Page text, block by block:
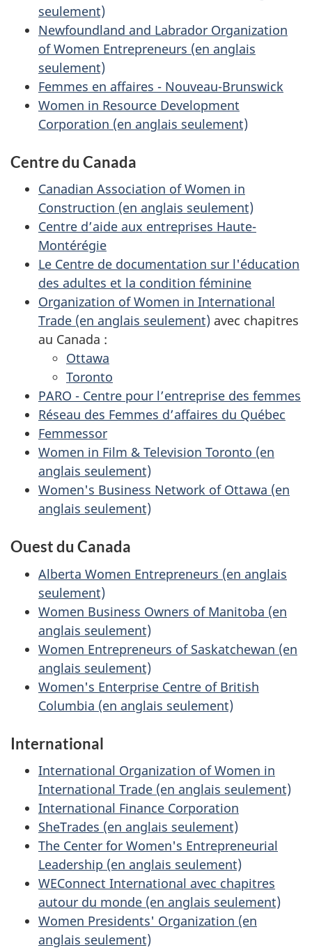
seulement)
Newfoundland and Labrador Organization
of Women Entrepreneurs (en anglais
seulement)
Femmes en affaires - Nouveau-Brunswick
Women in Resource Development
Corporation (en anglais seulement)
Centre du Canada
Canadian Association of Women in
Construction (en anglais seulement)
Centre d’aide aux entreprises Haute-
Montérégie
Le Centre de documentation sur l'éducation
des adultes et la condition féminine
Organization of Women in International
Trade (en anglais seulement) avec chapitres
au Canada :
Ottawa
Toronto
PARO - Centre pour l’entreprise des femmes
Réseau des Femmes d’affaires du Québec
Femmessor
Women in Film & Television Toronto (en
anglais seulement)
Women's Business Network of Ottawa (en
anglais seulement)
Ouest du Canada
Alberta Women Entrepreneurs (en anglais
seulement)
Women Business Owners of Manitoba (en
anglais seulement)
Women Entrepreneurs of Saskatchewan (en
anglais seulement)
Women's Enterprise Centre of British
Columbia (en anglais seulement)
International
International Organization of Women in
International Trade (en anglais seulement)
International Finance Corporation
SheTrades (en anglais seulement)
The Center for Women's Entrepreneurial
Leadership (en anglais seulement)
WEConnect International avec chapitres
autour du monde (en anglais seulement)
Women Presidents' Organization (en
anglais seulement)